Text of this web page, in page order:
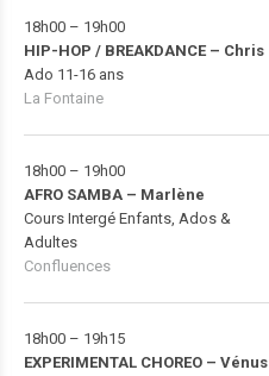
18h00 – 19h00
HIP-HOP / BREAKDANCE – Chris
Ado 11-16 ans
La Fontaine
18h00 – 19h00
AFRO SAMBA – Marlène
Cours Intergé Enfants, Ados &
Adultes
Confluences
18h00 – 19h15
EXPERIMENTAL CHOREO – Vénus